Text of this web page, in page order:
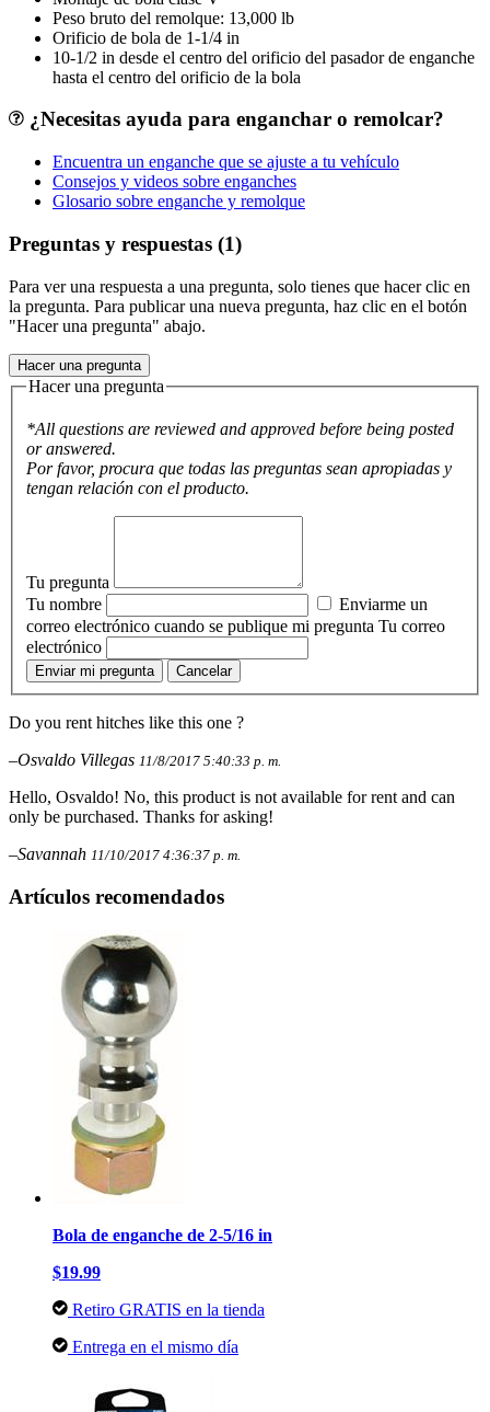
Peso bruto del remolque: 13,000 lb
Orificio de bola de 1-1/4 in
10-1/2 in desde el centro del orificio del pasador de enganche
hasta el centro del orificio de la bola
¿Necesitas ayuda para enganchar o remolcar?
Encuentra un enganche que se ajuste a tu vehículo
Consejos y videos sobre enganches
Glosario sobre enganche y remolque
Preguntas y respuestas (1)
Para ver una respuesta a una pregunta, solo tienes que hacer clic en
la pregunta. Para publicar una nueva pregunta, haz clic en el botón
"Hacer una pregunta" abajo.
Hacer una pregunta
Hacer una pregunta
*All questions are reviewed and approved before being posted
or answered.
Por favor, procura que todas las preguntas sean apropiadas y
tengan relación con el producto.
Tu pregunta
Tu nombre
Enviarme un
correo electrónico cuando se publique mi pregunta Tu correo
electrónico
Enviar mi pregunta Cancelar
Do you rent hitches like this one ?
–Osvaldo Villegas 11/8/2017 5:40:33 p. m.
Hello, Osvaldo! No, this product is not available for rent and can
only be purchased. Thanks for asking!
–Savannah 11/10/2017 4:36:37 p. m.
Artículos recomendados
Bola de enganche de 2-5/16 in
$19.99
Retiro GRATIS en la tienda
Entrega en el mismo día